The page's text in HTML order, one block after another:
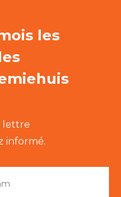
les
lettre
informé.